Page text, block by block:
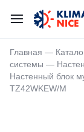
Главная —
системы —
Настенный блок
TZ42WKEW/M